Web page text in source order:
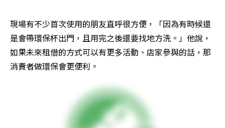
現場有不少首次使用的朋友直呼很方便，「因為有時候還
是會帶環保杯出門，且用完之後還要找地方洗。」他說，
如果未來租借的方式可以有更多活動、店家參與的話，那
消費者做環保會更便利。